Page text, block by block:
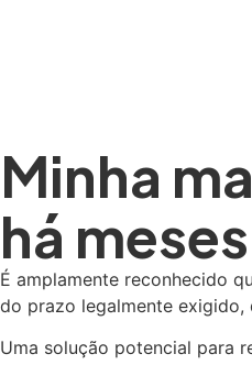
Minha
há
É amplamente reconhecido
do prazo legalmente exigido,
Uma solução potencial para